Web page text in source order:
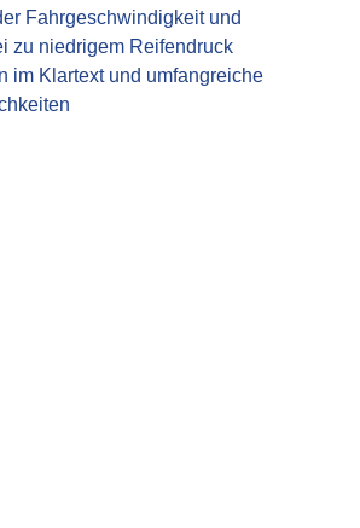
Fahrgeschwindigkeit und
zu niedrigem Reifendruck
im Klartext und umfangreiche